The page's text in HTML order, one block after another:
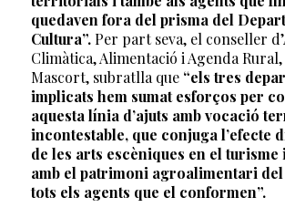
quedaven fora del prisma del
Cultura”.Per part seva, el conseller
Climàtica, Alimentació i Agenda Rural,
Mascort, subratlla que “els tres
implicats hem sumat esforços per
aquesta línia d’ajuts amb vocació
incontestable, que conjuga l’efecte
de les arts escèniques en el turisme
amb el patrimoni agroalimentari
tots els agents que el conformen”.